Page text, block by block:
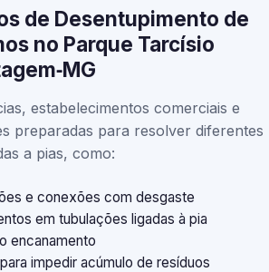
de Desentupimento de
no Parque Tarcísio
estabelecimentos comerciais e
preparadas para resolver diferentes
a pias, como:
e conexões com desgaste
em tubulações ligadas à pia
encanamento
impedir acúmulo de resíduos